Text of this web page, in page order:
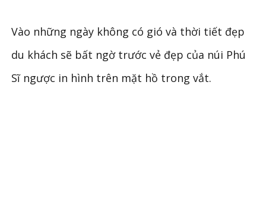
Vào những ngày không có gió và thời tiết đẹp
du khách sẽ bất ngờ trước vẻ đẹp của núi Phú
Sĩ ngược in hình trên mặt hồ trong vắt.